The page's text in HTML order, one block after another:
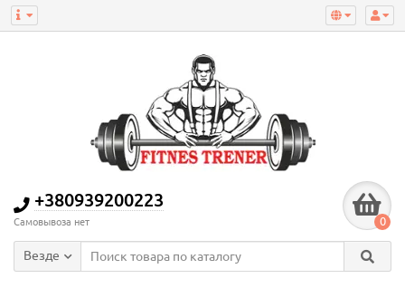
+380939200223
Самовывоза нет 0
Везде